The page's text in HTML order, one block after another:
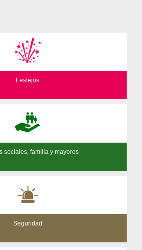
Festejos
sociales, familia y mayores
Seguridad